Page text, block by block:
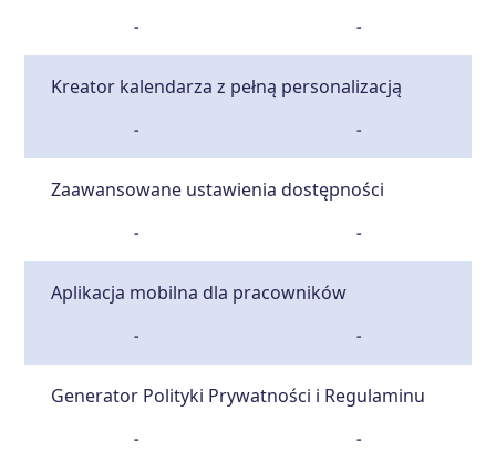
- -
Kreator kalendarza z pełną personalizacją
- -
Zaawansowane ustawienia dostępności
- -
Aplikacja mobilna dla pracowników
- -
Generator Polityki Prywatności i Regulaminu
- -